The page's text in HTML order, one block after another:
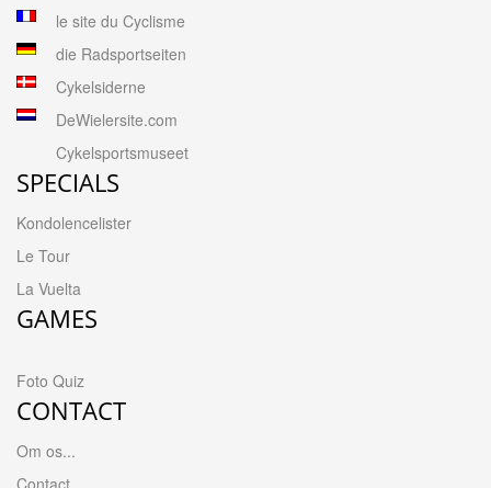
le site du Cyclisme
die Radsportseiten
Cykelsiderne
DeWielersite.com
Cykelsportsmuseet
SPECIALS
Kondolencelister
Le Tour
La Vuelta
GAMES
Foto Quiz
CONTACT
Om os...
Contact